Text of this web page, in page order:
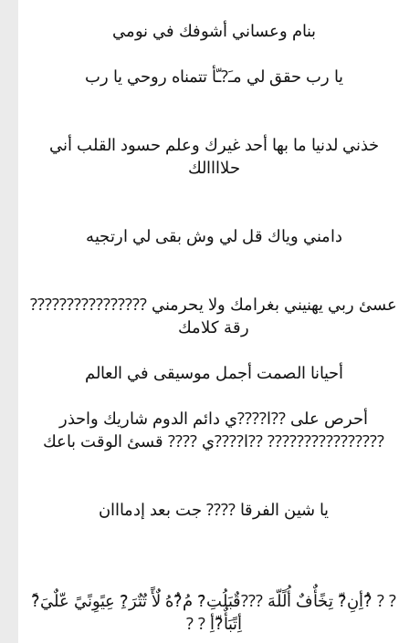
بنام وعساني أشوفك في نومي
يا رب حقق لي مـَ?ـّأ تتمناه روحي يا رب
خذني لدنيا ما بها أحد غيرك وعلم حسود القلب أني
حلاااالك
دامني وياك قل لي وش بقى لي ارتجيه
عسئ ربي يهنيني بغرامك ولا يحرمني ????‏?‏?‏??‏??‏?‏?‏??‏??
رقة كلامك
أحيانا الصمت أجمل موسيقى في العالم
أحرص على ??ا????ي دائم الدوم شاريك واحذر
????‏?‏?‏??‏??‏?‏?‏??‏?? ??ا????ي ???? قسئ الوقت باعك
يا شين الفرقا ???? جت بعد إدمااان
? ? ?ُأِنِ?ّ تِخًأٌفٌ أُلًلّهَ ???قٌبَلُتِ?َ مُ?ٌهُ لٌأً تٌتٌرَ?ِ عِيًوِنًيً عّلٌيَ?ً
أِتًبَأٌ?ّأِ ? ?